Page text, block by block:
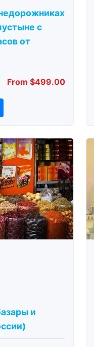
с
от
From $499.00
и